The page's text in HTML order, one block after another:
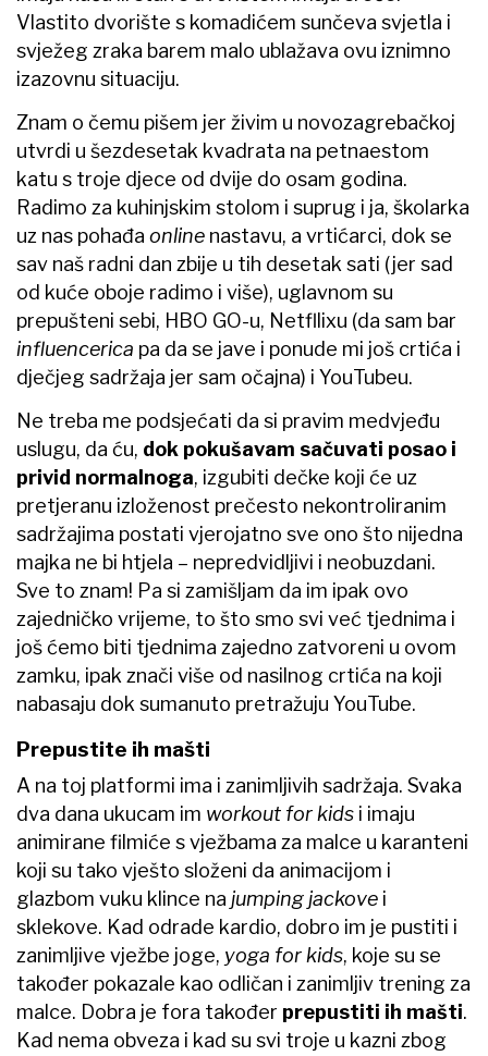
Vlastito dvorište s komadićem sunčeva svjetla i
svježeg zraka barem malo ublažava ovu iznimno
izazovnu situaciju.
Znam o čemu pišem jer živim u novozagrebačkoj
utvrdi u šezdesetak kvadrata na petnaestom
katu s troje djece od dvije do osam godina.
Radimo za kuhinjskim stolom i suprug i ja, školarka
uz nas pohađa online nastavu, a vrtićarci, dok se
sav naš radni dan zbije u tih desetak sati (jer sad
od kuće oboje radimo i više), uglavnom su
prepušteni sebi, HBO GO-u, Netfllixu (da sam bar
influencerica pa da se jave i ponude mi još crtića i
dječjeg sadržaja jer sam očajna) i YouTubeu.
Ne treba me podsjećati da si pravim medvjeđu
uslugu, da ću, dok pokušavam sačuvati posao i
privid normalnoga, izgubiti dečke koji će uz
pretjeranu izloženost prečesto nekontroliranim
sadržajima postati vjerojatno sve ono što nijedna
majka ne bi htjela – nepredvidljivi i neobuzdani.
Sve to znam! Pa si zamišljam da im ipak ovo
zajedničko vrijeme, to što smo svi već tjednima i
još ćemo biti tjednima zajedno zatvoreni u ovom
zamku, ipak znači više od nasilnog crtića na koji
nabasaju dok sumanuto pretražuju YouTube.​
Prepustite ih mašti
A na toj platformi ima i zanimljivih sadržaja. Svaka
dva dana​ ukucam im workout for kids i imaju
animirane filmiće s vježbama za malce u karanteni
koji su tako vješto složeni da animacijom i
glazbom vuku klince na jumping jackove i
sklekove. Kad odrade kardio, dobro im je pustiti i
zanimljive vježbe joge, yoga for kids, koje su se
također pokazale kao odličan i zanimljiv trening za
malce. Dobra je fora također prepustiti ih mašti.
Kad nema obveza i kad su svi troje u kazni zbog